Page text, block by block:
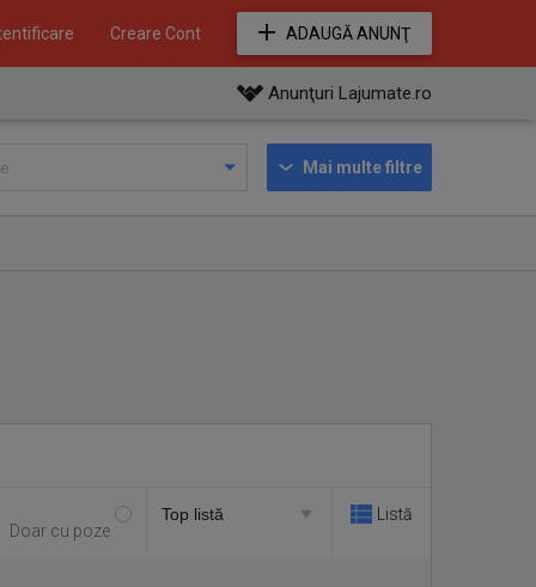
Creare Cont ADAUGĂ ANUNŢ
Anunţuri Lajumate.ro
Mai multe filtre
Doar cu poze
Listă